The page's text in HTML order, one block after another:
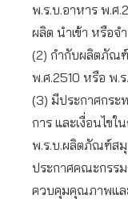
พ.ร.บ.อาหาร พ.ศ
ผลิต นำเข้า หรือจ
(2) กำกับผลิตภัณฑ์
พ.ศ.2510 หรือ พ.
(3) มีประกาศกร
การ และเงื่อนไขใ
พ.ร.บ.ผลิตภัณฑ์สมุ
ประกาศคณะกรร
ควบคุมคุณภาพแล